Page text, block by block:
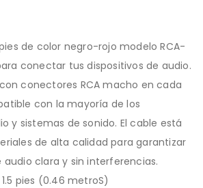
pies de color negro-rojo modelo RCA-
conectar tus dispositivos de audio.
conectores RCA macho en cada
con la mayoría de los
y sistemas de sonido. El cable está
de alta calidad para garantizar
clara y sin interferencias.
pies (0.46 metroS)